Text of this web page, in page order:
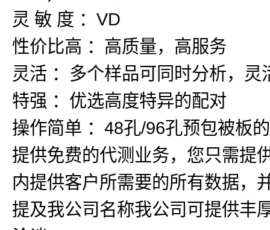
灵 敏 度 ：VD
性价比高 ：高质量，高服务
灵活 ：多个样品可同时分析，
特强 ：优选高度特异的配对
操作简单 ：48孔/96孔预包被板
提供免费的代测业务，您只需提
内提供客户所需要的所有数据，
提及我公司名称我公司可提供丰